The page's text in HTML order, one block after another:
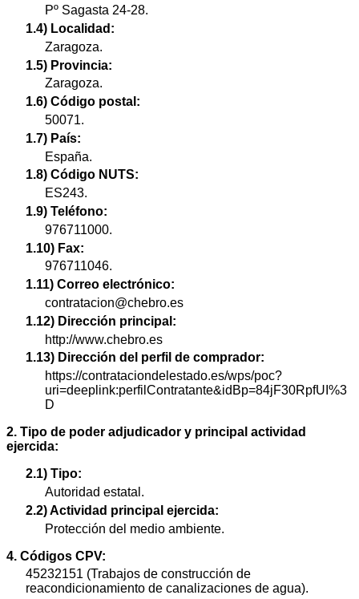
Pº Sagasta 24-28.
1.4) Localidad:
Zaragoza.
1.5) Provincia:
Zaragoza.
1.6) Código postal:
50071.
1.7) País:
España.
1.8) Código NUTS:
ES243.
1.9) Teléfono:
976711000.
1.10) Fax:
976711046.
1.11) Correo electrónico:
contratacion@chebro.es
1.12) Dirección principal:
http://www.chebro.es
1.13) Dirección del perfil de comprador:
https://contrataciondelestado.es/wps/poc?
uri=deeplink:perfilContratante&idBp=84jF30RpfUI%3
D
2. Tipo de poder adjudicador y principal actividad
ejercida:
2.1) Tipo:
Autoridad estatal.
2.2) Actividad principal ejercida:
Protección del medio ambiente.
4. Códigos CPV:
45232151 (Trabajos de construcción de
reacondicionamiento de canalizaciones de agua).